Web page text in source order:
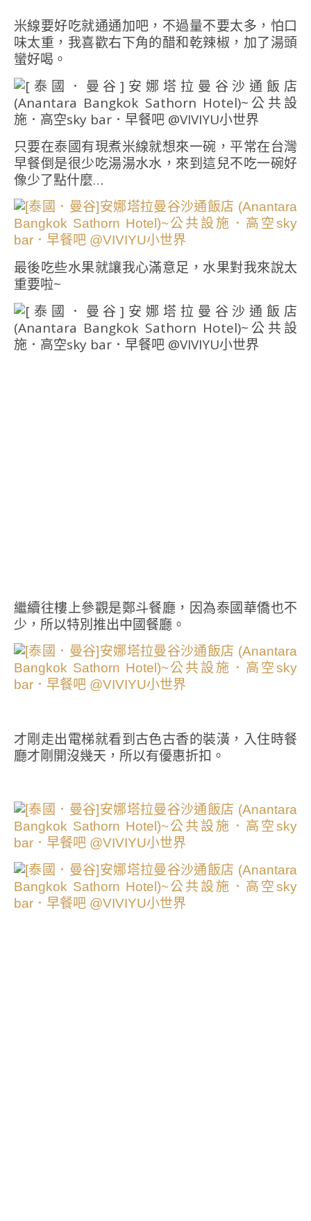
米線要好吃就通通加吧，不過量不要太多，怕口
味太重，我喜歡右下角的醋和乾辣椒，加了湯頭
蠻好喝。
只要在泰國有現煮米線就想來一碗，平常在台灣
早餐倒是很少吃湯湯水水，來到這兒不吃一碗好
像少了點什麼…
最後吃些水果就讓我心滿意足，水果對我來說太
重要啦~
繼續往樓上參觀是鄭斗餐廳，因為泰國華僑也不
少，所以特別推出中國餐廳。
才剛走出電梯就看到古色古香的裝潢，入住時餐
廳才剛開沒幾天，所以有優惠折扣。